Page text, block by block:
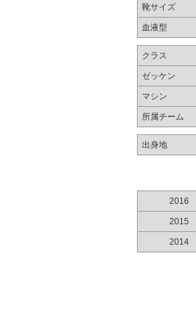
靴サイズ
血液型
クラス
ゼッケン
マシン
所属チーム
出身地
2016
2015
2014